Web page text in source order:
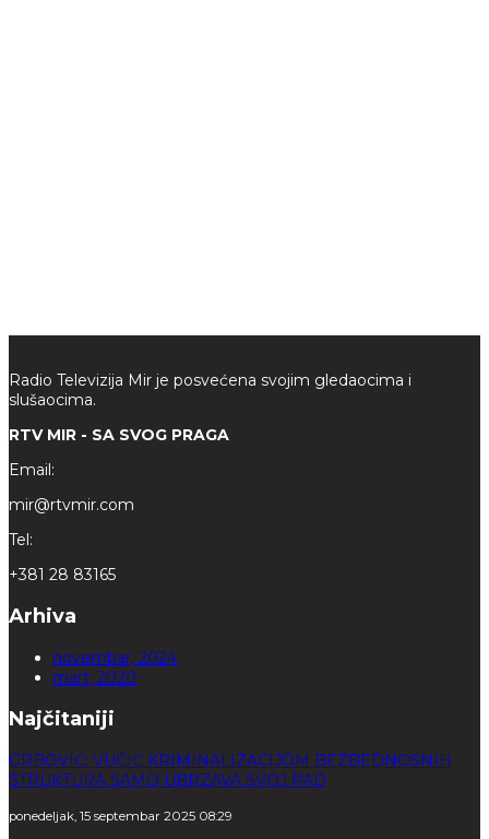
Radio Televizija Mir je posvećena svojim gledaocima i
slušaocima.
RTV MIR - SA SVOG PRAGA
Email:
mir@rtvmir.com
Tel:
+381 28 83165
Arhiva
novembar, 2024
mart, 2020
Najčitaniji
GRBOVIĆ: VUČIĆ KRIMINALIZACIJOM BEZBEDNOSNIH
STRUKTURA SAMO UBRZAVA SVOJ PAD
ponedeljak, 15 septembar 2025 08:29